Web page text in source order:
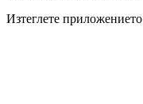
Изтеглете приложението